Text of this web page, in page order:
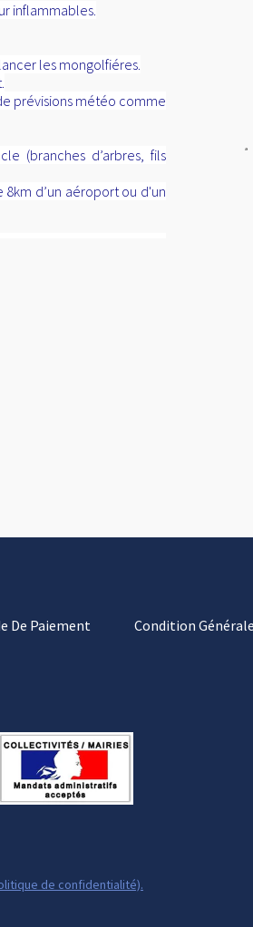
référencement
<img
alt="Annuaire
style="border:0"/>
De Paiement Condition
de confidentialité).
inflammables.
les mongolfiéres.
prévisions météo comme
(branches d’arbres, fils
d’un aéroport ou d'un